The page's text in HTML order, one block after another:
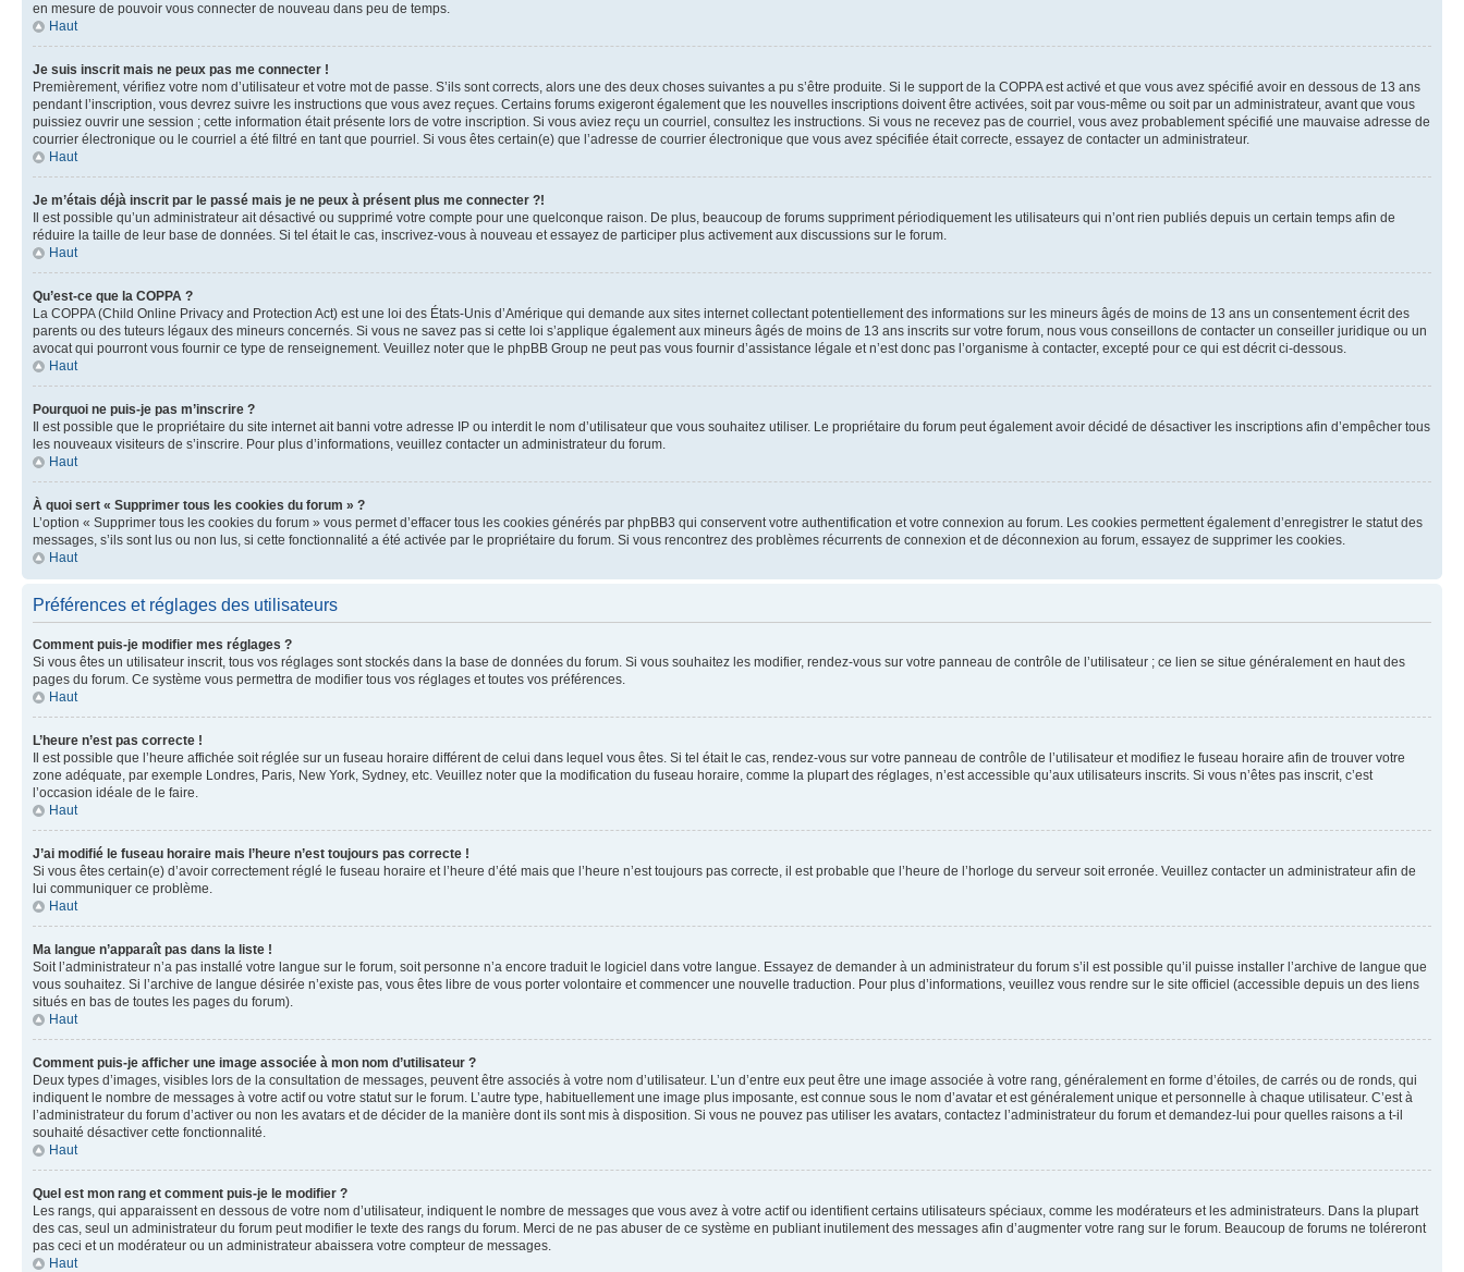
en mesure de pouvoir vous connecter de nouveau dans peu de temps.
Haut
Je suis inscrit mais ne peux pas me connecter !
Premièrement, vérifiez votre nom d’utilisateur et votre mot de passe. S’ils sont corrects, alors une des deux choses suivantes a pu s’être produite. Si le support de la COPPA est activé et que vous avez spécifié avoir en dessous de 13 ans
pendant l’inscription, vous devrez suivre les instructions que vous avez reçues. Certains forums exigeront également que les nouvelles inscriptions doivent être activées, soit par vous-même ou soit par un administrateur, avant que vous
puissiez ouvrir une session ; cette information était présente lors de votre inscription. Si vous aviez reçu un courriel, consultez les instructions. Si vous ne recevez pas de courriel, vous avez probablement spécifié une mauvaise adresse de
courrier électronique ou le courriel a été filtré en tant que pourriel. Si vous êtes certain(e) que l’adresse de courrier électronique que vous avez spécifiée était correcte, essayez de contacter un administrateur.
Haut
Je m’étais déjà inscrit par le passé mais je ne peux à présent plus me connecter ?!
Il est possible qu’un administrateur ait désactivé ou supprimé votre compte pour une quelconque raison. De plus, beaucoup de forums suppriment périodiquement les utilisateurs qui n’ont rien publiés depuis un certain temps afin de
réduire la taille de leur base de données. Si tel était le cas, inscrivez-vous à nouveau et essayez de participer plus activement aux discussions sur le forum.
Haut
Qu’est-ce que la COPPA ?
La COPPA (Child Online Privacy and Protection Act) est une loi des États-Unis d’Amérique qui demande aux sites internet collectant potentiellement des informations sur les mineurs âgés de moins de 13 ans un consentement écrit des
parents ou des tuteurs légaux des mineurs concernés. Si vous ne savez pas si cette loi s’applique également aux mineurs âgés de moins de 13 ans inscrits sur votre forum, nous vous conseillons de contacter un conseiller juridique ou un
avocat qui pourront vous fournir ce type de renseignement. Veuillez noter que le phpBB Group ne peut pas vous fournir d’assistance légale et n’est donc pas l’organisme à contacter, excepté pour ce qui est décrit ci-dessous.
Haut
Pourquoi ne puis-je pas m’inscrire ?
Il est possible que le propriétaire du site internet ait banni votre adresse IP ou interdit le nom d’utilisateur que vous souhaitez utiliser. Le propriétaire du forum peut également avoir décidé de désactiver les inscriptions afin d’empêcher tous
les nouveaux visiteurs de s’inscrire. Pour plus d’informations, veuillez contacter un administrateur du forum.
Haut
À quoi sert « Supprimer tous les cookies du forum » ?
L’option « Supprimer tous les cookies du forum » vous permet d’effacer tous les cookies générés par phpBB3 qui conservent votre authentification et votre connexion au forum. Les cookies permettent également d’enregistrer le statut des
messages, s’ils sont lus ou non lus, si cette fonctionnalité a été activée par le propriétaire du forum. Si vous rencontrez des problèmes récurrents de connexion et de déconnexion au forum, essayez de supprimer les cookies.
Haut
Préférences et réglages des utilisateurs
Comment puis-je modifier mes réglages ?
Si vous êtes un utilisateur inscrit, tous vos réglages sont stockés dans la base de données du forum. Si vous souhaitez les modifier, rendez-vous sur votre panneau de contrôle de l’utilisateur ; ce lien se situe généralement en haut des
pages du forum. Ce système vous permettra de modifier tous vos réglages et toutes vos préférences.
Haut
L’heure n’est pas correcte !
Il est possible que l’heure affichée soit réglée sur un fuseau horaire différent de celui dans lequel vous êtes. Si tel était le cas, rendez-vous sur votre panneau de contrôle de l’utilisateur et modifiez le fuseau horaire afin de trouver votre
zone adéquate, par exemple Londres, Paris, New York, Sydney, etc. Veuillez noter que la modification du fuseau horaire, comme la plupart des réglages, n’est accessible qu’aux utilisateurs inscrits. Si vous n’êtes pas inscrit, c’est
l’occasion idéale de le faire.
Haut
J’ai modifié le fuseau horaire mais l’heure n’est toujours pas correcte !
Si vous êtes certain(e) d’avoir correctement réglé le fuseau horaire et l’heure d’été mais que l’heure n’est toujours pas correcte, il est probable que l’heure de l’horloge du serveur soit erronée. Veuillez contacter un administrateur afin de
lui communiquer ce problème.
Haut
Ma langue n’apparaît pas dans la liste !
Soit l’administrateur n’a pas installé votre langue sur le forum, soit personne n’a encore traduit le logiciel dans votre langue. Essayez de demander à un administrateur du forum s’il est possible qu’il puisse installer l’archive de langue que
vous souhaitez. Si l’archive de langue désirée n’existe pas, vous êtes libre de vous porter volontaire et commencer une nouvelle traduction. Pour plus d’informations, veuillez vous rendre sur le site officiel (accessible depuis un des liens
situés en bas de toutes les pages du forum).
Haut
Comment puis-je afficher une image associée à mon nom d’utilisateur ?
Deux types d’images, visibles lors de la consultation de messages, peuvent être associés à votre nom d’utilisateur. L’un d’entre eux peut être une image associée à votre rang, généralement en forme d’étoiles, de carrés ou de ronds, qui
indiquent le nombre de messages à votre actif ou votre statut sur le forum. L’autre type, habituellement une image plus imposante, est connue sous le nom d’avatar et est généralement unique et personnelle à chaque utilisateur. C’est à
l’administrateur du forum d’activer ou non les avatars et de décider de la manière dont ils sont mis à disposition. Si vous ne pouvez pas utiliser les avatars, contactez l’administrateur du forum et demandez-lui pour quelles raisons a t-il
souhaité désactiver cette fonctionnalité.
Haut
Quel est mon rang et comment puis-je le modifier ?
Les rangs, qui apparaissent en dessous de votre nom d’utilisateur, indiquent le nombre de messages que vous avez à votre actif ou identifient certains utilisateurs spéciaux, comme les modérateurs et les administrateurs. Dans la plupart
des cas, seul un administrateur du forum peut modifier le texte des rangs du forum. Merci de ne pas abuser de ce système en publiant inutilement des messages afin d’augmenter votre rang sur le forum. Beaucoup de forums ne toléreront
pas ceci et un modérateur ou un administrateur abaissera votre compteur de messages.
Haut